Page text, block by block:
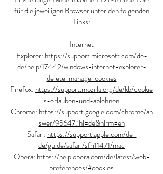
für die jeweiligen Browser unter den folgenden
Links:
Internet
Explorer: https://support.microsoft.com/de-
de/help/17442/windows-internet-explorer-
delete-manage-cookies
Firefox: https://support.mozilla.org/de/kb/cookie
s-erlauben-und-ablehnen
Chrome: https://support.google.com/chrome/an
swer/95647?hl=de&hlrm=en
Safari: https://support.apple.com/de-
de/guide/safari/sfri11471/mac
Opera: https://help.opera.com/de/latest/web-
preferences/#cookies